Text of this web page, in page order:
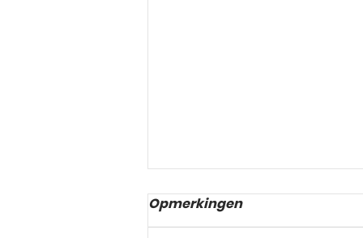
Opmerkingen